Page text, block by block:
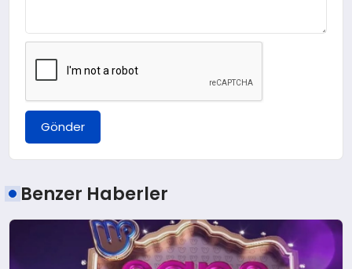
Gönder
Benzer Haberler